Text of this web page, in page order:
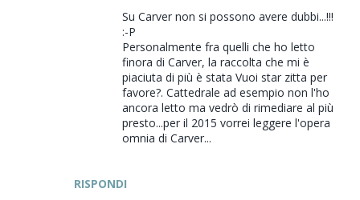
RISPONDI
Su Carver non si possono avere dubbi...!!!
:-P
Personalmente fra quelli che ho letto
finora di Carver, la raccolta che mi è
piaciuta di più è stata Vuoi star zitta per
favore?. Cattedrale ad esempio non l'ho
ancora letto ma vedrò di rimediare al più
presto...per il 2015 vorrei leggere l'opera
omnia di Carver...